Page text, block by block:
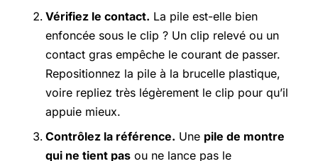
Vérifiez le contact. La pile est-elle bien
enfoncée sous le clip ? Un clip relevé ou un
contact gras empêche le courant de passer.
Repositionnez la pile à la brucelle plastique,
voire repliez très légèrement le clip pour qu’il
appuie mieux.
Contrôlez la référence. Une pile de montre
qui ne tient pas ou ne lance pas le